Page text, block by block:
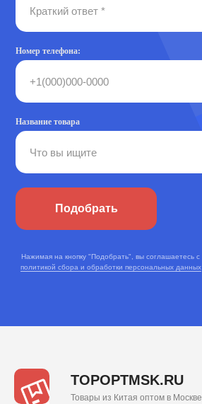
Номер телефона:
Название товара
Подобрать
Нажимая на кнопку "Подобрать", вы соглашаетесь с
политикой сбора и обработки персональных данных
TOPOPTMSK.RU
Товары из Китая оптом в Москве